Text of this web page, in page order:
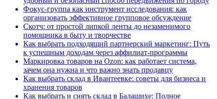
Фокус-группа как инструмент исследования: как
организовать эффективное групповое обсуждение
Скотч: от простой липкой ленты до незаменимого
помощника в быту и творчестве
Как выбрать подходящий партнерский маркетинг: Путь
к успешным доходам через аффилиат-программы
Маркировка товаров на Ozon: как работает система,
зачем она нужна и что важно знать продавцу
Как выбрать склад в Ивантеевке: советы для бизнеса и
хранения товаров
Как выбрать и снять склад в Балашихе: Полное